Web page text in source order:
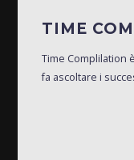
TIME
Time Complilation
fa ascoltare i